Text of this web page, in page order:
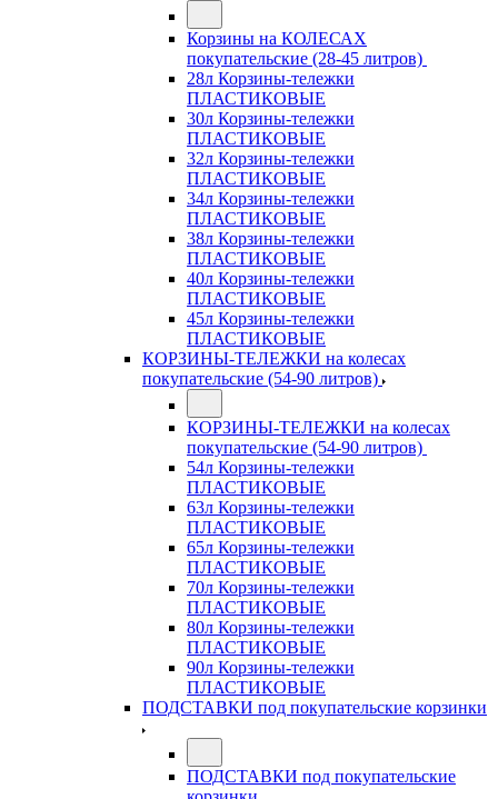
Корзины на КОЛЕСАХ
покупательские (28-45 литров)
28л Корзины-тележки
ПЛАСТИКОВЫЕ
30л Корзины-тележки
ПЛАСТИКОВЫЕ
32л Корзины-тележки
ПЛАСТИКОВЫЕ
34л Корзины-тележки
ПЛАСТИКОВЫЕ
38л Корзины-тележки
ПЛАСТИКОВЫЕ
40л Корзины-тележки
ПЛАСТИКОВЫЕ
45л Корзины-тележки
ПЛАСТИКОВЫЕ
КОРЗИНЫ-ТЕЛЕЖКИ на колесах
покупательские (54-90 литров)
КОРЗИНЫ-ТЕЛЕЖКИ на колесах
покупательские (54-90 литров)
54л Корзины-тележки
ПЛАСТИКОВЫЕ
63л Корзины-тележки
ПЛАСТИКОВЫЕ
65л Корзины-тележки
ПЛАСТИКОВЫЕ
70л Корзины-тележки
ПЛАСТИКОВЫЕ
80л Корзины-тележки
ПЛАСТИКОВЫЕ
90л Корзины-тележки
ПЛАСТИКОВЫЕ
ПОДСТАВКИ под покупательские корзинки
ПОДСТАВКИ под покупательские